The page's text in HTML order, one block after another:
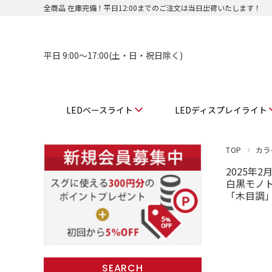
全商品 在庫完備！平日12:00までのご注文は当日出荷いたします！
平日 9:00〜17:00(土・日・祝日除く)
LEDベースライト LEDディスプレイライト
TOP カ
2025年2
白黒モノ
「木目
SEARCH